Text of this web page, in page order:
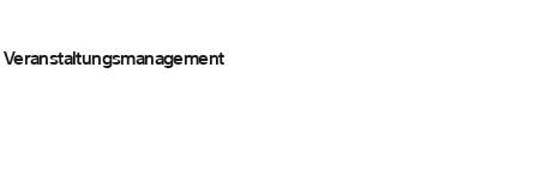
Veranstaltungsmanagement